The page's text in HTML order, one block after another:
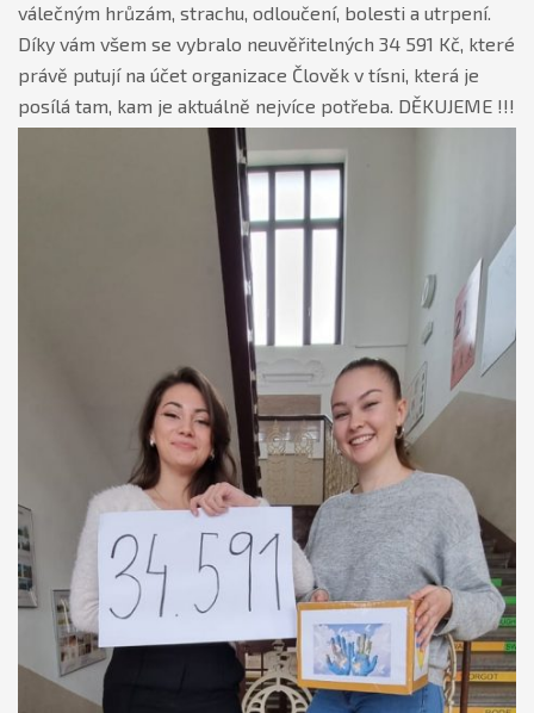
válečným hrůzám, strachu, odloučení, bolesti a utrpení.
Díky vám všem se vybralo neuvěřitelných 34 591 Kč, které
právě putují na účet organizace Člověk v tísni, která je
posílá tam, kam je aktuálně nejvíce potřeba. DĚKUJEME !!!